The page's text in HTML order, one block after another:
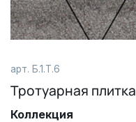
арт. Б.1.Т.6
Тротуарная
Коллекция